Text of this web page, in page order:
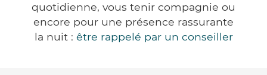
quotidienne, vous tenir compagnie ou
encore pour une présence rassurante
la nuit : être rappelé par un conseiller